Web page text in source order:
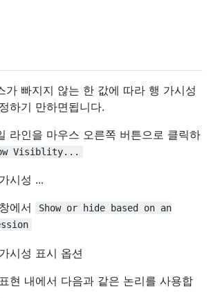
가 빠지지 않는 한 값에 따라 행 가시성
하기 만하면됩니다.
라인을 마우스 오른쪽 버튼으로 클릭하
Visiblity...
에서
Show or hide based on an
현 내에서 다음과 같은 논리를 사용합